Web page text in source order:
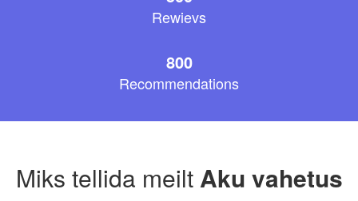
Rewievs
800
Recommendations
Miks tellida meilt Aku vahetus